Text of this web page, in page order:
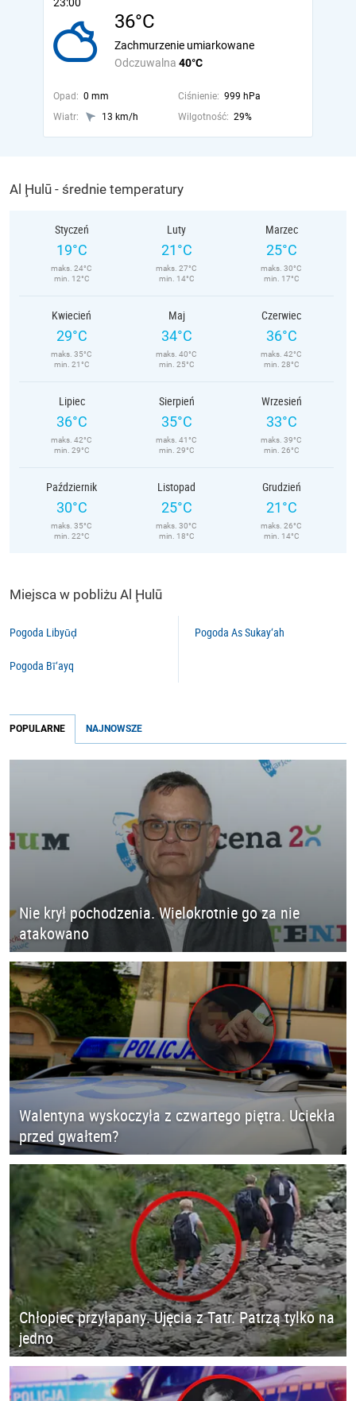
36°C
Odczuwalna 40°C
Zachmurzenie umiarkowane
Opad: 0 mm Ciśnienie: 999 hPa
Wiatr:
13 km/h Wilgotność: 29%
Al Ḩulū - średnie temperatury
Styczeń
19°C
maks. 24°C
min. 12°C
Luty
21°C
maks. 27°C
min. 14°C
Marzec
25°C
maks. 30°C
min. 17°C
Kwiecień
29°C
maks. 35°C
min. 21°C
Maj
34°C
maks. 40°C
min. 25°C
Czerwiec
36°C
maks. 42°C
min. 28°C
Lipiec
36°C
maks. 42°C
min. 29°C
Sierpień
35°C
maks. 41°C
min. 29°C
Wrzesień
33°C
maks. 39°C
min. 26°C
Październik
30°C
maks. 35°C
min. 22°C
Listopad
25°C
maks. 30°C
min. 18°C
Grudzień
21°C
maks. 26°C
min. 14°C
Miejsca w pobliżu Al Ḩulū
Pogoda Libyūḑ
Pogoda Bī‘ayq
Pogoda As Sukay‘ah
POPULARNE NAJNOWSZE
Nie krył pochodzenia. Wielokrotnie go za nie
atakowano
Walentyna wyskoczyła z czwartego piętra. Uciekła
przed gwałtem?
Chłopiec przyłapany. Ujęcia z Tatr. Patrzą tylko na
jedno